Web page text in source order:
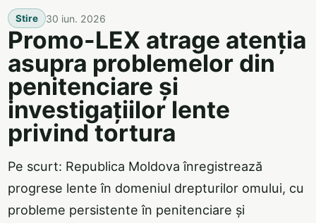
Stire 30 iun. 2026
Promo-LEX atrage atenția
asupra problemelor din
penitenciare și
investigațiilor lente
privind tortura
Pe scurt: Republica Moldova înregistrează
progrese lente în domeniul drepturilor omului, cu
probleme persistente în penitenciare și